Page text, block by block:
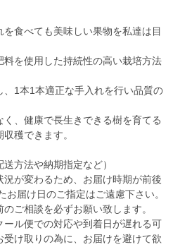
食べても美味しい果物を私達は目
を使用した持続性の高い栽培方法
1本1本適正な手入れを行い品質の
、健康で長生きできる樹を育てる
穫できます。
方法や納期指定など）
が変わるため、お届け時期が前後
届け日のご指定はご遠慮下さい。
ご相談を必ずお願い致します。
ル便での対応や到着日が遅れる可
け取りの為に、お届けを避けて欲